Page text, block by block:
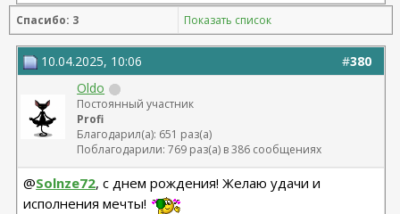
Спасибо: 3 Показать список
#380
10.04.2025, 10:06
Oldo
Постоянный участник
Profi
Благодарил(а): 651 раз(а)
Поблагодарили: 769 раз(а) в 386 сообщениях
@Solnze72, с днем рождения! Желаю удачи и
исполнения мечты!